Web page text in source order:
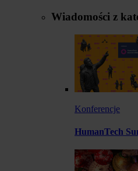
Wiadomości z
Konferencje
HumanTech